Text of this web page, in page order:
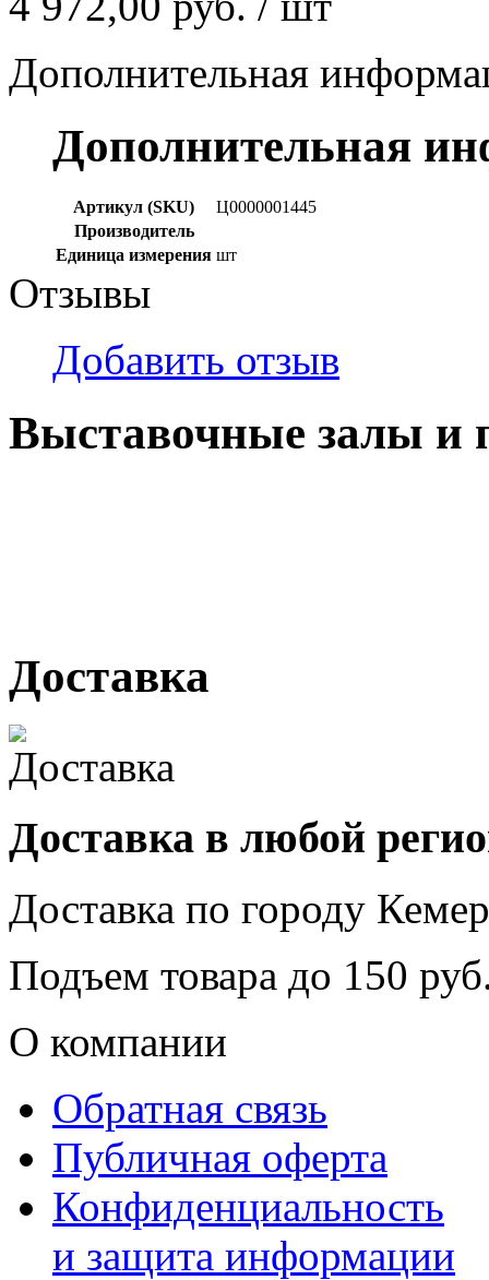
Дополнительная
Дополнительная
Артикул (SKU)
Ц0000001445
Производитель
Единица измерения шт
Отзывы
Добавить отзыв
Выставочные залы и
Доставка
Доставка в любой
Доставка по городу
Подъем товара до 150
О компании
Обратная связь
Публичная оферта
Конфиденциальность
и защита информации